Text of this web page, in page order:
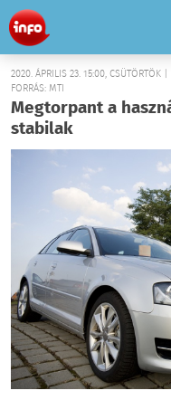
2020. ÁPRILIS 23. 15:00, CSÜTÖRTÖK |
FORRÁS: MTI
Megtorpant a
stabilak